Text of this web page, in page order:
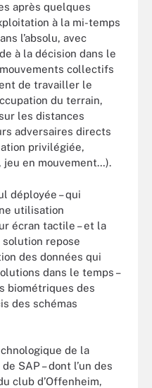
après quelques
à la mi-temps
l’absolu, avec
à la décision dans le
collectifs
de travailler le
du terrain,
les distances
adversaires directs
privilégiée,
en mouvement…).
déployée – qui
utilisation
écran tactile – et la
repose
des données qui
dans le temps –
biométriques des
des schémas
de la
SAP – dont l’un des
club d’Offenheim,